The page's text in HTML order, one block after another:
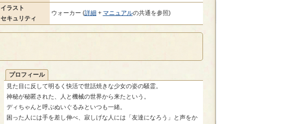
イラスト
セキュリティ
ウォーカー (詳細 + マニュアルの共通を参照)
プロフィール
見た目に反して明るく快活で世話焼きな少女の姿の騒霊。
神秘が秘匿された、人と機械の世界から来たという。
ディちゃんと呼ぶぬいぐるみといつも一緒。
困った人には手を差し伸べ、寂しげな人には「友達になろう」と声をか